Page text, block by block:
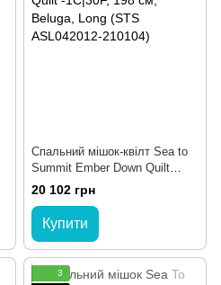
Спальний мішок-квілт Sea to
Summit Ember Down Quilt
-1C|30F, 198 см, Beluga, Long
(STS ASL042012-210104)
20 102 грн
Купити
3